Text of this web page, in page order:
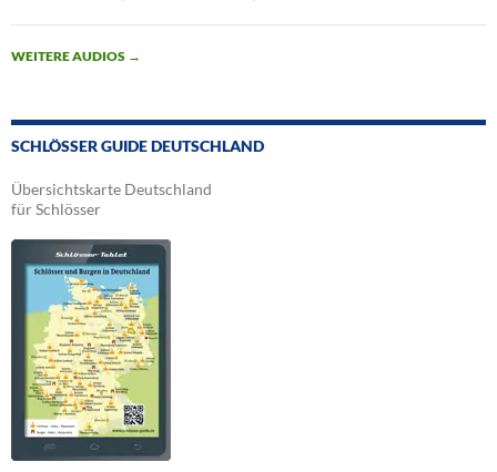
WEITERE AUDIOS →
SCHLÖSSER GUIDE DEUTSCHLAND
Übersichtskarte Deutschland
für Schlösser